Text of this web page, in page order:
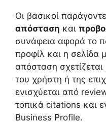
Οι βασικοί
απόσταση και
συνάφεια αφορά το
προφίλ και η σελίδα
απόσταση
του χρήστη ή της
ενισχύεται από
τοπικά citations και
Business Profile.